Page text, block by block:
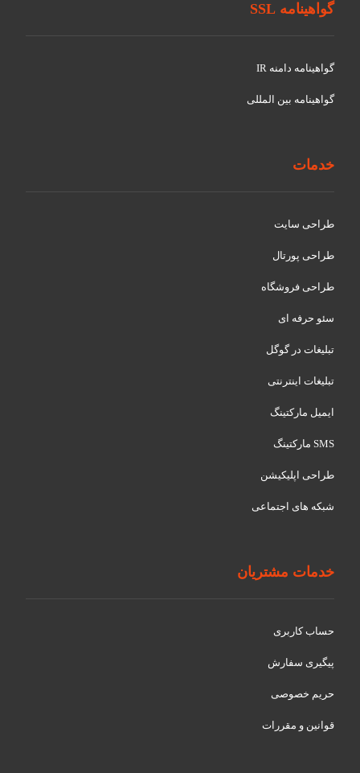
گواهینامه SSL
گواهينامه دامنه IR
گواهينامه بین المللی
خدمات
طراحی سایت
طراحی پورتال
طراحی فروشگاه
سئو حرفه ای
تبلیغات در گوگل
تبلیغات اینترنتی
ایمیل مارکتینگ
SMS مارکتینگ
طراحی اپلیکیشن
شبکه های اجتماعی
خدمات مشتریان
حساب کاربری
پیگیری سفارش
حریم خصوصی
قوانین و مقررات